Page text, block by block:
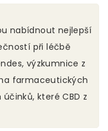
nabídnout nejlepší
při léčbě
výzkumnice z
farmaceutických
které CBD z